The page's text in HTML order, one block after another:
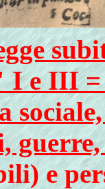
e III =
e